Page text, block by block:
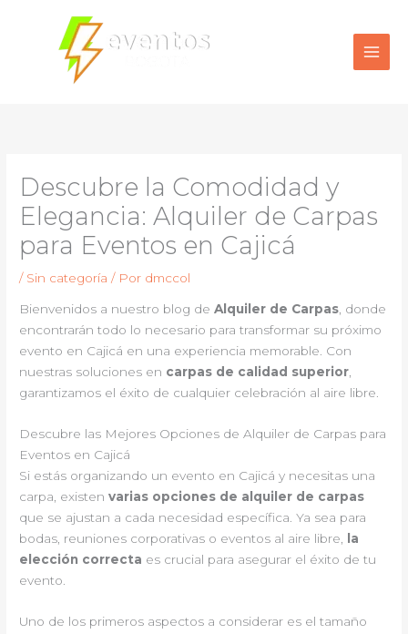
contenido
Descubre la Comodidad y
Elegancia: Alquiler de Carpas
para Eventos en Cajicá
/ Sin categoría / Por dmccol
Bienvenidos a nuestro blog deAlquiler de Carpas, donde
encontrarán todo lo necesario para transformar su próximo
evento en Cajicá en una experiencia memorable. Con
nuestras soluciones en carpas de calidad superior,
garantizamos el éxito de cualquier celebración al aire libre.
Descubre las Mejores Opciones de Alquiler de Carpas para
Eventos en Cajicá
Si estás organizando un evento en Cajicá y necesitas una
carpa, existenvarias opciones de alquiler de carpas
que se ajustan a cada necesidad específica. Ya sea para
bodas, reuniones corporativas o eventos al aire libre,
la
elección correcta es crucial para asegurar el éxito de tu
evento.
Uno de los primeros aspectos a considerar es el tamaño